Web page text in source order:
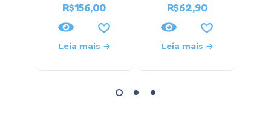
R$156,00
Leia mais
R$62,90
Leia mais